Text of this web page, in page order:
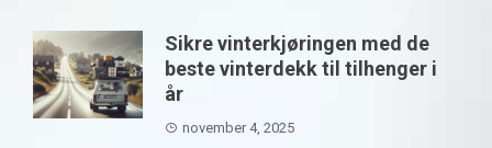
Sikre vinterkjøringen med de
beste vinterdekk til tilhenger i
år
november 4, 2025